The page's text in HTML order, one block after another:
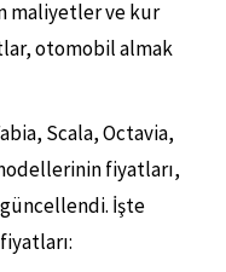
maliyetler ve kur
otomobil almak
Scala, Octavia,
fiyatları,
İşte